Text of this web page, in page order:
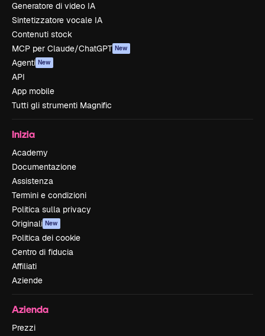
Generatore di video IA
Sintetizzatore vocale IA
Contenuti stock
MCP per Claude/ChatGPT New
Agenti New
API
App mobile
Tutti gli strumenti Magnific
Inizia
Academy
Documentazione
Assistenza
Termini e condizioni
Politica sulla privacy
Originali New
Politica dei cookie
Centro di fiducia
Affiliati
Aziende
Azienda
Prezzi